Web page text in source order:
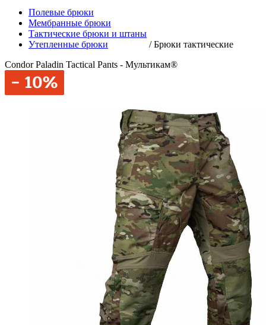
Полевые брюки
Мембранные брюки
Тактические брюки и штаны
Утепленные брюки
/Брюки тактические
Condor Paladin Tactical Pants - Мультикам®